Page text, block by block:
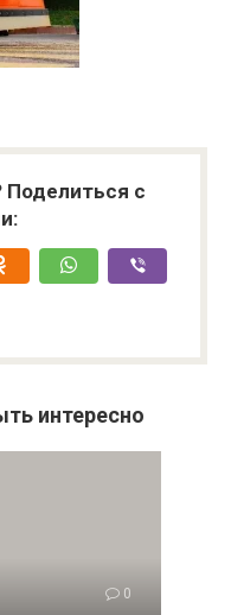
Поделиться с
интересно
0